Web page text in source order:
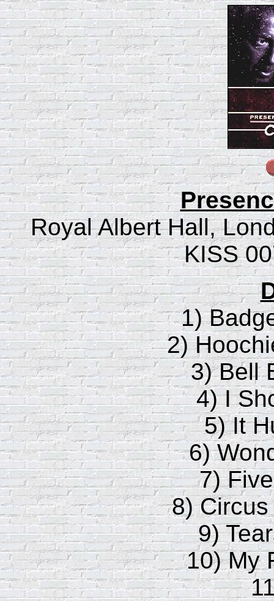
Royal Albert Hall,
KISS
1)
2)
3) Bell
4) I
5) It
6)
7)
8)
9)
10) My